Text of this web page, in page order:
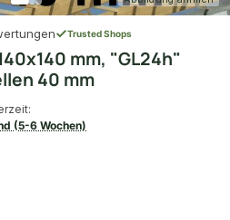
Trusted Shops
mm, "GL24h"
40 mm
(5-6 Wochen)